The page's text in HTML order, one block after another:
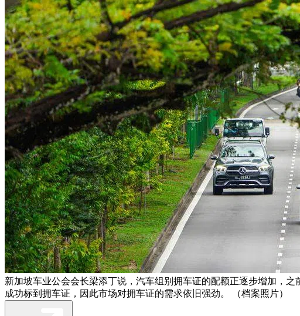
新加坡车业公会会长梁添丁说，汽车组别拥车证的配额正逐步增加，
成功标到拥车证，因此市场对拥车证的需求依旧强劲。 （档案照片）